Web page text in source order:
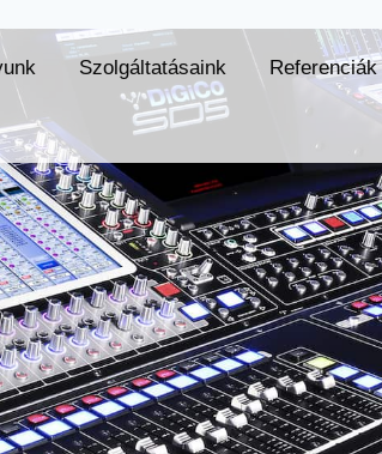
Szolgáltatásaink Referenciák
Szolgáltatásaink Referenciák